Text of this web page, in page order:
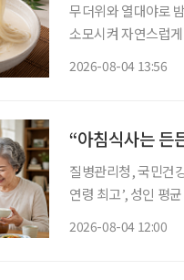
무더위와 열대야로
소모시켜 자연스럽게 보양식을 찾게 만든
2026-08-04 13:56
“아침식사는 든
질병관리청, 국민건강영양
연령 최고’, 성인 평균 58.6점보다 높아 ‘아침식
2026-08-04 12:00